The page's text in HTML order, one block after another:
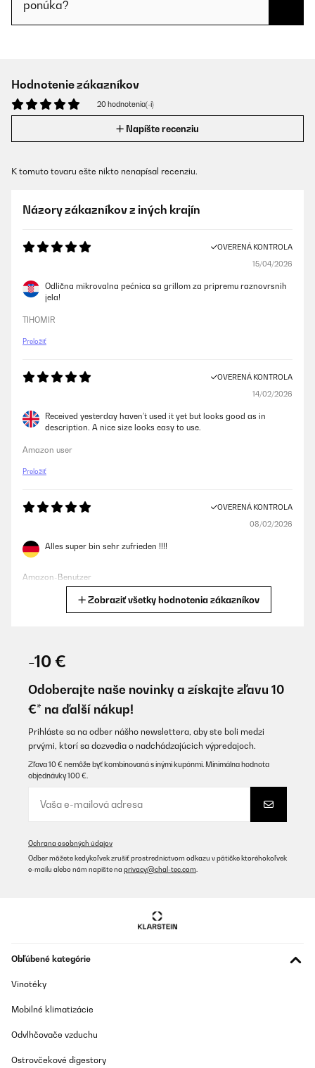
ponúka?
Hodnotenie zákazníkov
20 hodnotenia(-í)
Napíšte recenziu
K tomuto tovaru ešte nikto nenapísal recenziu.
Názory zákazníkov z iných krajín
OVERENÁ KONTROLA
15/04/2026
Odlična mikrovalna pećnica sa grillom za pripremu raznovrsnih
jela!
TIHOMIR
Preložiť
OVERENÁ KONTROLA
14/02/2026
Received yesterday haven’t used it yet but looks good as in
description. A nice size looks easy to use.
Amazon user
Preložiť
OVERENÁ KONTROLA
08/02/2026
Alles super bin sehr zufrieden !!!!
Amazon-Benutzer
einfach. Kurzum macht sie was sie soll!
Amazon-Benutzer
Preložiť
OVERENÁ KONTROLA
Supper gerät rasche Lieferung Zusteller sehr freundlich lieben
Preložiť
Amazon-Benutzer
Preložiť
Sehr zufrieden
Zobraziť všetky hodnotenia zákazníkov
-10 €
Odoberajte naše novinky a získajte zľavu 10
€* na ďalší nákup!
Prihláste sa na odber nášho newslettera, aby ste boli medzi
prvými, ktorí sa dozvedia o nadchádzajúcich výpredajoch.
Zľava 10 € nemôže byť kombinovaná s inými kupónmi. Minimálna hodnota
objednávky 100 €.
Ochrana osobných údajov
Odber môžete kedykoľvek zrušiť prostredníctvom odkazu v pätičke ktoréhokoľvek
e-mailu alebo nám napíšte na privacy@chal-tec.com
Obľúbené kategórie
Vinotéky
Mobilné klimatizácie
Odvlhčovače vzduchu
Ostrovčekové digestory